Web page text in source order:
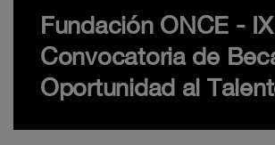
Fundación ONCE - IX
Convocatoria de
Oportunidad al